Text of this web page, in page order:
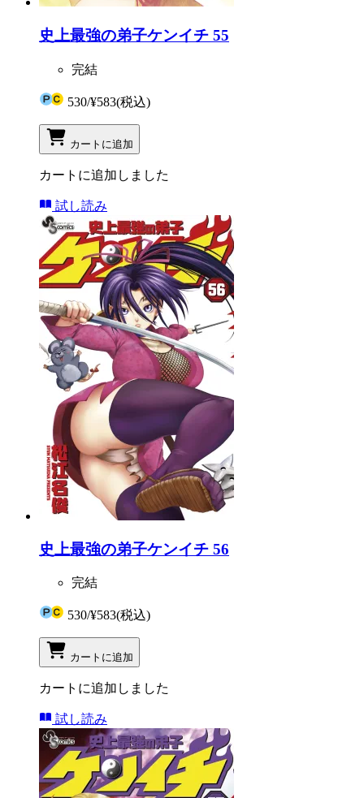
史上最強の弟子ケンイチ 55
完結
530/¥583(税込)
カートに追加
カートに追加しました
試し読み
史上最強の弟子ケンイチ 56
完結
530/¥583(税込)
カートに追加
カートに追加しました
試し読み